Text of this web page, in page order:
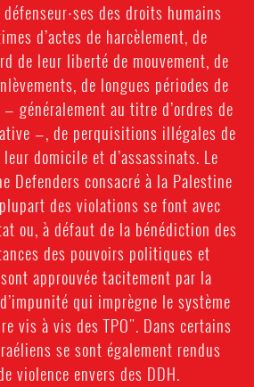
des droits humains
d’actes de harcèlement, de
de leur liberté de mouvement, de
de longues périodes de
généralement au titre d’ordres de
—, de perquisitions illégales de
domicile et d’assassinats. Le
Defenders consacré à la Palestine
des violations se font avec
ou, à défaut de la bénédiction des
des pouvoirs politiques et
approuvée tacitement par la
qui imprègne le système
vis à vis des TPO". Dans certains
se sont également rendus
violence envers des DDH.